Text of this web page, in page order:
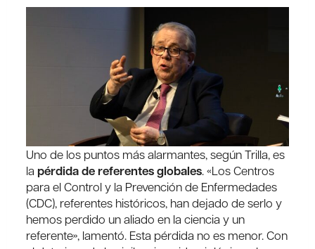
Uno de los puntos más alarmantes, según Trilla, es
la pérdida de referentes globales. «Los Centros
para el Control y la Prevención de Enfermedades
(CDC), referentes históricos, han dejado de serlo y
hemos perdido un aliado en la ciencia y un
referente», lamentó. Esta pérdida no es menor. Con